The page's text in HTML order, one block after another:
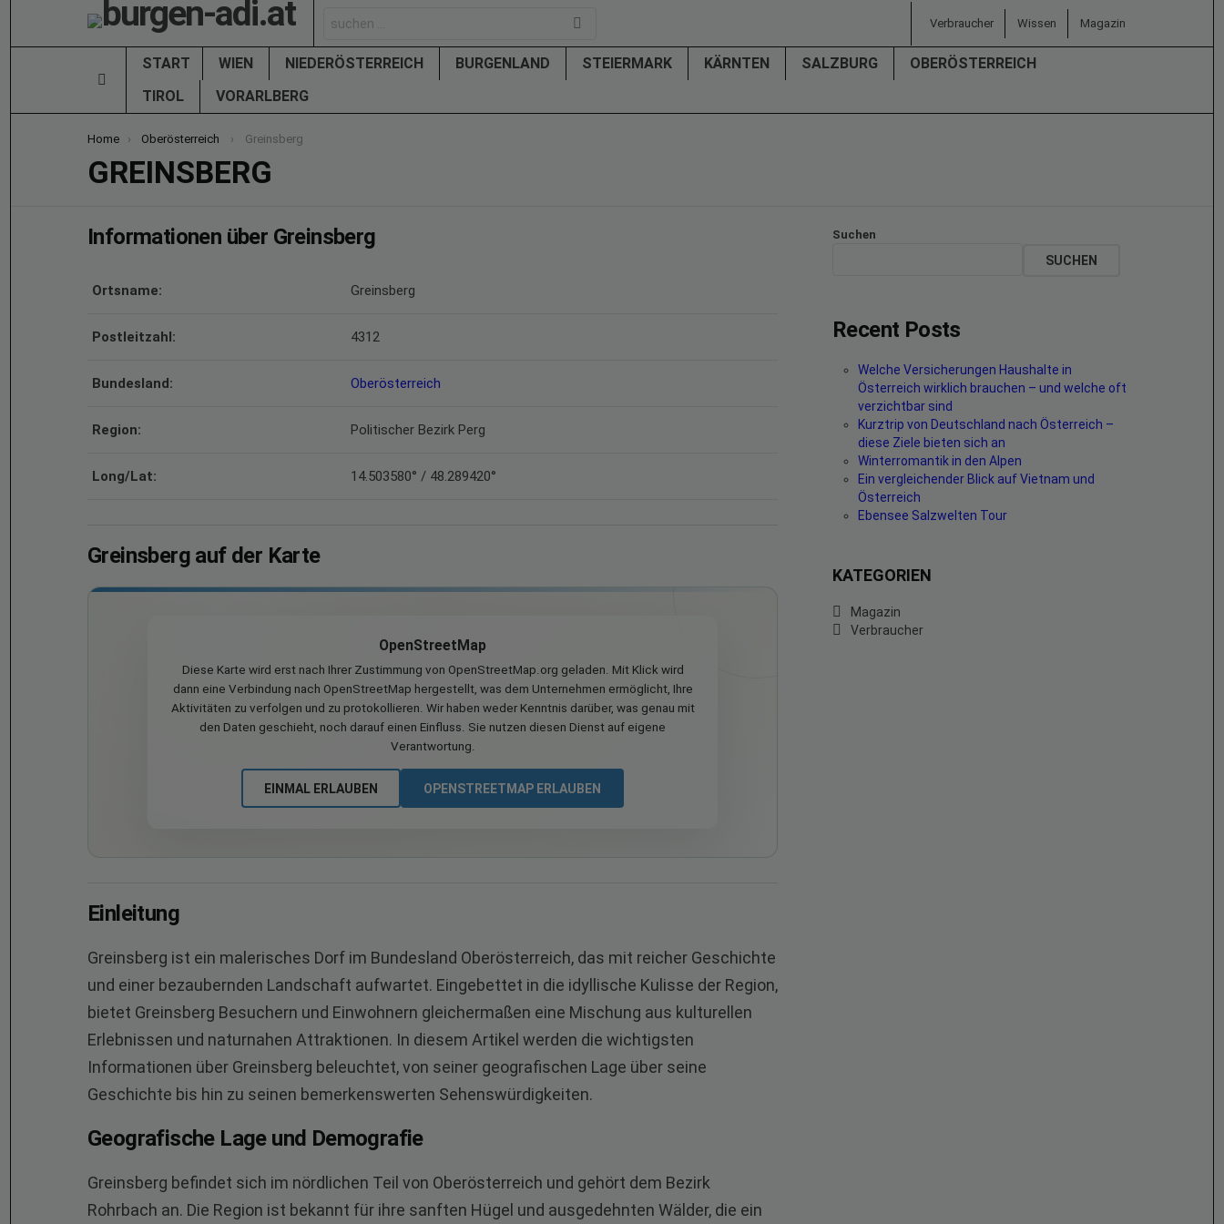
for:
Verbraucher Wissen Magazin
START WIEN NIEDERÖSTERREICH BURGENLAND STEIERMARK KÄRNTEN SALZBURG
OBERÖSTERREICH
TIROL
VORARLBERG
You are here:
Home Oberösterreich Greinsberg
GREINSBERG
Informationen über Greinsberg
Ortsname: Greinsberg
Postleitzahl: 4312
Bundesland: Oberösterreich
Region: Politischer Bezirk Perg
Long/Lat: 14.503580° / 48.289420°
Greinsberg auf der Karte
OpenStreetMap
Diese Karte wird erst nach Ihrer Zustimmung von OpenStreetMap.org geladen. Mit Klick wird
dann eine Verbindung nach OpenStreetMap hergestellt, was dem Unternehmen ermöglicht, Ihre
Aktivitäten zu verfolgen und zu protokollieren. Wir haben weder Kenntnis darüber, was genau mit
den Daten geschieht, noch darauf einen Einfluss. Sie nutzen diesen Dienst auf eigene
Verantwortung.
EINMAL ERLAUBEN OPENSTREETMAP ERLAUBEN
Einleitung
Greinsberg ist ein malerisches Dorf im Bundesland Oberösterreich, das mit reicher Geschichte
und einer bezaubernden Landschaft aufwartet. Eingebettet in die idyllische Kulisse der Region,
bietet Greinsberg Besuchern und Einwohnern gleichermaßen eine Mischung aus kulturellen
Erlebnissen und naturnahen Attraktionen. In diesem Artikel werden die wichtigsten
Informationen über Greinsberg beleuchtet, von seiner geografischen Lage über seine
Geschichte bis hin zu seinen bemerkenswerten Sehenswürdigkeiten.
Geografische Lage und Demografie
Greinsberg befindet sich im nördlichen Teil von Oberösterreich und gehört dem Bezirk
Rohrbach an. Die Region ist bekannt für ihre sanften Hügel und ausgedehnten Wälder, die ein
Suchen
SUCHEN
Recent Posts
Welche Versicherungen Haushalte in
Österreich wirklich brauchen – und welche oft
verzichtbar sind
Kurztrip von Deutschland nach Österreich –
diese Ziele bieten sich an
Winterromantik in den Alpen
Ein vergleichender Blick auf Vietnam und
Österreich
Ebensee Salzwelten Tour
KATEGORIEN
Magazin
Verbraucher